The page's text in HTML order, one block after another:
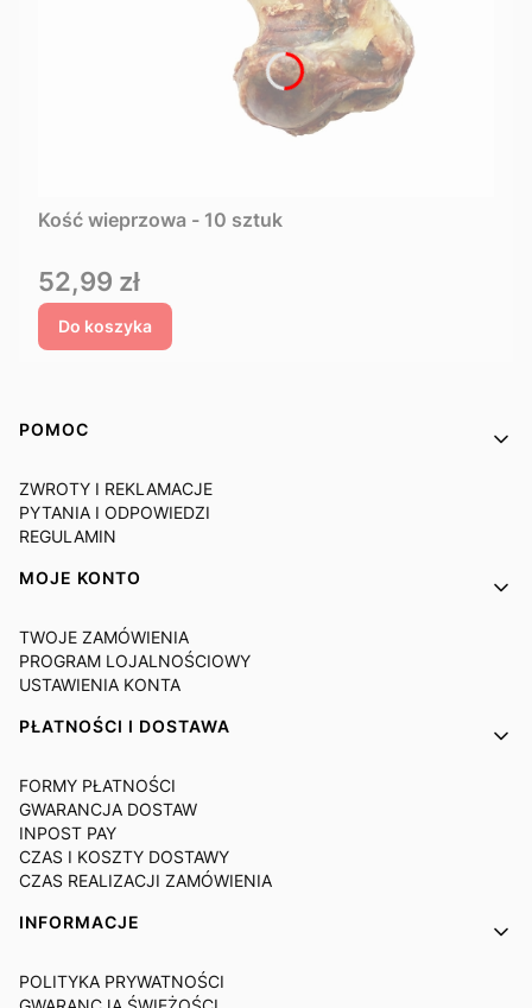
Kość wieprzowa - 10 sztuk
Cena
52,99 zł
Do koszyka
Linki w stopce
POMOC
ZWROTY I REKLAMACJE
PYTANIA I ODPOWIEDZI
REGULAMIN
MOJE KONTO
TWOJE ZAMÓWIENIA
PROGRAM LOJALNOŚCIOWY
USTAWIENIA KONTA
PŁATNOŚCI I DOSTAWA
FORMY PŁATNOŚCI
GWARANCJA DOSTAW
INPOST PAY
CZAS I KOSZTY DOSTAWY
CZAS REALIZACJI ZAMÓWIENIA
INFORMACJE
POLITYKA PRYWATNOŚCI